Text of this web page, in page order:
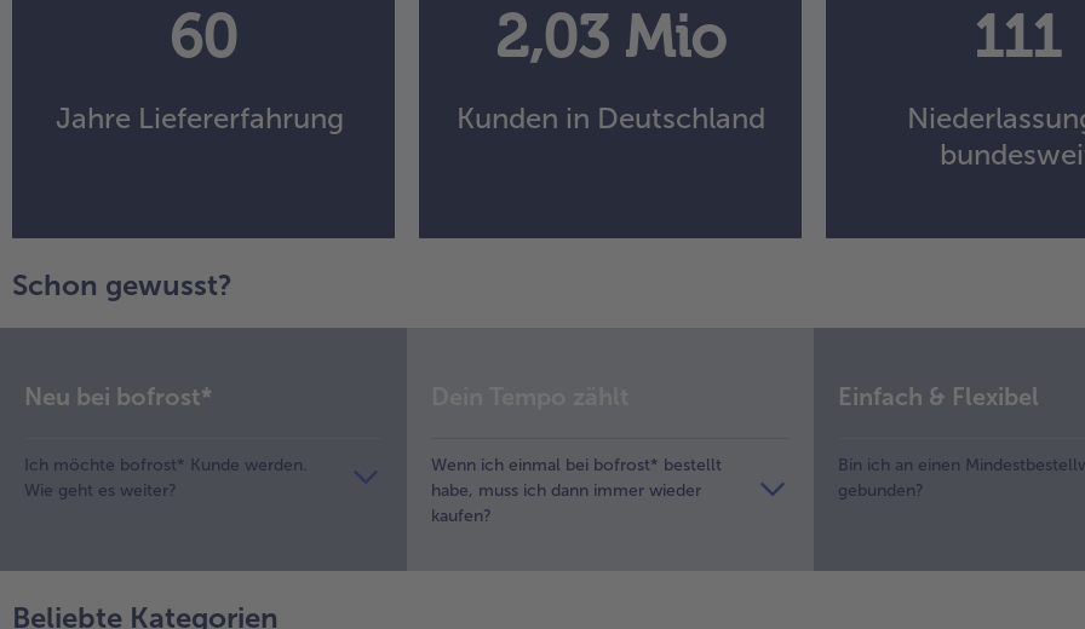
60
Jahre Liefererfahrung
2,03 Mio
Kunden in Deutschland
111
Schon gewusst?
Neu bei bofrost*
Ich möchte bofrost* Kunde werden.
Wie geht es weiter?
Wenn ich einmal bei bofrost* bestellt
habe, muss ich dann immer wieder
kaufen?
Einfach & Flexibel
Bin ich an einen
gebunden?
Beliebte Kategorien